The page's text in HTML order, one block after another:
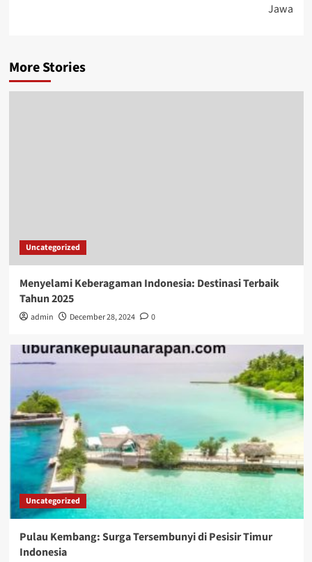
Jawa
More Stories
Uncategorized
Menyelami Keberagaman Indonesia: Destinasi Terbaik
Tahun 2025
admin December 28, 2024 0
Uncategorized
Pulau Kembang: Surga Tersembunyi di Pesisir Timur
Indonesia